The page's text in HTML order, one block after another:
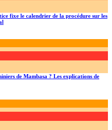
fixe le calendrier de la procédure sur les
de Mambasa ? Les explications de